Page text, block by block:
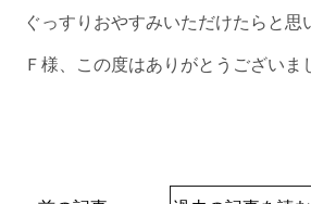
ぐっすりおやすみいただけたらと思
Ｆ様、この度はありがとうございま